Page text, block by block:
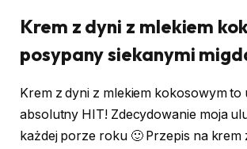
Krem z dyni z mlekiem
posypany siekanymi
Krem z dyni z mlekiem kokosowym to
absolutny HIT! Zdecydowanie moja
każdej porze roku 🙂 Przepis na krem